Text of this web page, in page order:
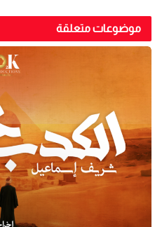
موضوعات متعلقة